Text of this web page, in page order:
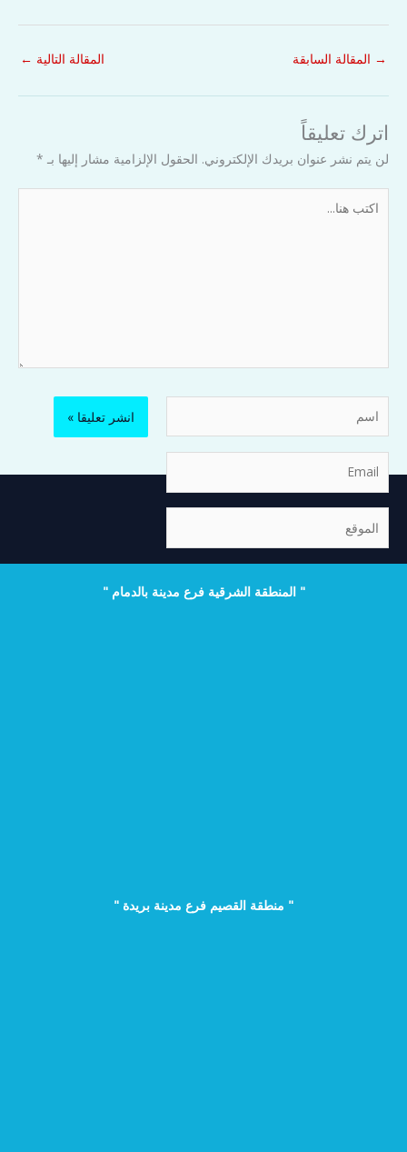
→ المقالة السابقة المقالة التالية ←
اترك تعليقاً
لن يتم نشر عنوان بريدك الإلكتروني. الحقول الإلزامية مشار إليها بـ *
هنا...
" المنطقة الشرقية فرع مدينة بالدمام "
" منطقة القصيم فرع مدينة بريدة "